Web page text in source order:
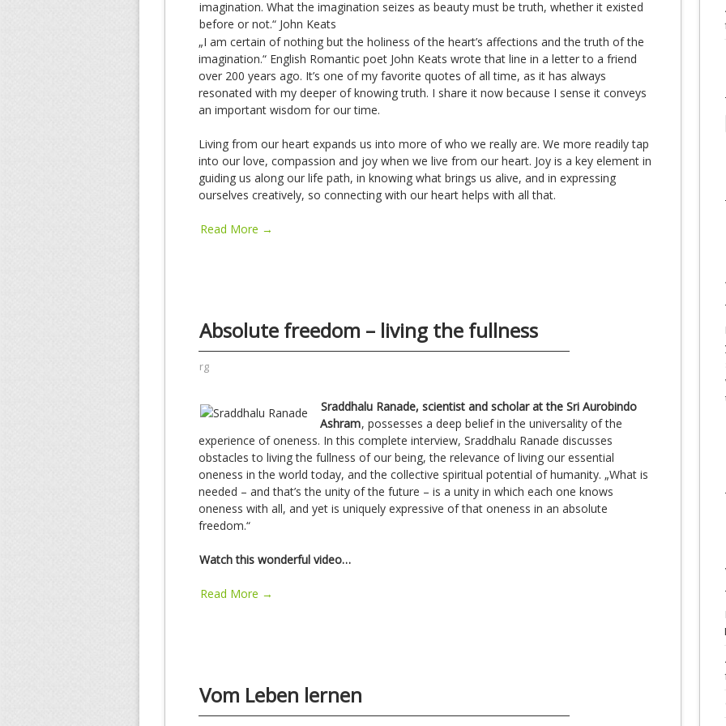
imagination. What the imagination seizes as beauty must be truth, whether it existed
before or not.“ John Keats
„I am certain of nothing but the holiness of the heart’s affections and the truth of the
imagination.“ English Romantic poet John Keats wrote that line in a letter to a friend
over 200 years ago. It’s one of my favorite quotes of all time, as it has always
resonated with my deeper of knowing truth. I share it now because I sense it conveys
an important wisdom for our time.
Living from our heart expands us into more of who we really are. We more readily tap
into our love, compassion and joy when we live from our heart. Joy is a key element in
guiding us along our life path, in knowing what brings us alive, and in expressing
ourselves creatively, so connecting with our heart helps with all that.
Read More →
Absolute freedom – living the fullness
rg
Sraddhalu Ranade, scientist and scholar at the Sri Aurobindo
Ashram, possesses a deep belief in the universality of the
experience of oneness. In this complete interview, Sraddhalu Ranade discusses
obstacles to living the fullness of our being, the relevance of living our essential
oneness in the world today, and the collective spiritual potential of humanity. „What is
needed – and that’s the unity of the future – is a unity in which each one knows
oneness with all, and yet is uniquely expressive of that oneness in an absolute
freedom.“
Watch this wonderful video…
Read More →
Vom Leben lernen